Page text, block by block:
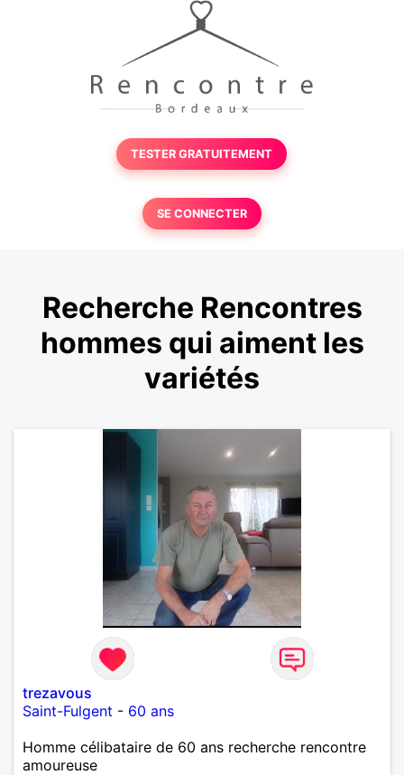
TESTER GRATUITEMENT
SE CONNECTER
Recherche Rencontres
hommes qui aiment les
variétés
trezavous
Saint-Fulgent - 60 ans
Homme célibataire de 60 ans recherche rencontre
amoureuse